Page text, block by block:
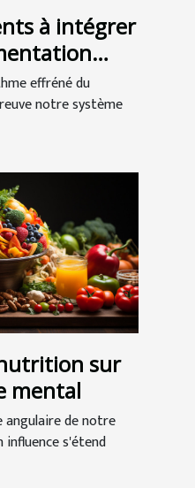
à intégrer
effréné du
notre système
sur
mental
de notre
influence s'étend